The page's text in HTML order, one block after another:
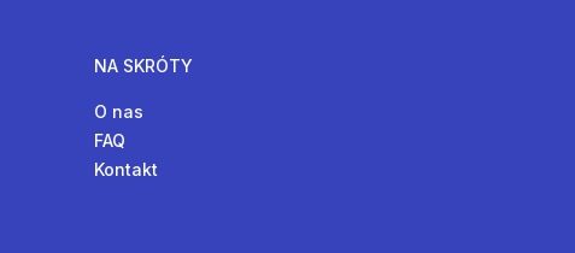
NA SKRÓTY
O nas
FAQ
Kontakt